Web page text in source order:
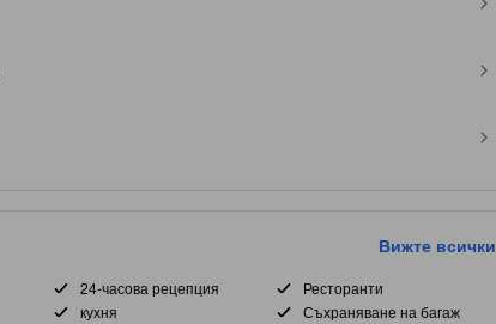
Вижте всички
24-часова рецепция
Ресторанти
кухня
Съхраняване на багаж